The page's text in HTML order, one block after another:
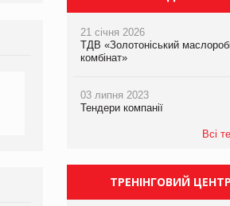
21 січня 2026
ТДВ «Золотоніський
комбінат»
03 липня 2023
Тендери компанії
Всі
ТРЕНІНГОВИЙ ЦЕНТР